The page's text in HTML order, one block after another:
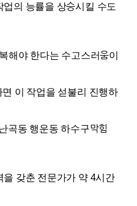
의 능률을 상승시킬 수도
해야 한다는 수고스러움이
이 작업을 섣불리 진행하
곡동 행운동 하수구막힘
갖춘 전문가가 약 4시간